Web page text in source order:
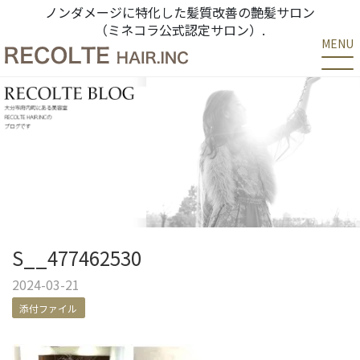
ノンダメージに特化した髪質改善の艶髪サロン
（ミネコラ公式認定サロン）.
MENU
S__477462530
2024-03-21
添付ファイル